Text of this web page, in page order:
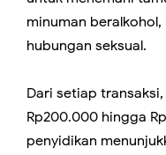
minuman
hubungan seksual.
Dari setiap
Rp200.000 hingga
penyidikan